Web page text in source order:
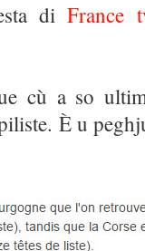
diFrance
cù a so
È u